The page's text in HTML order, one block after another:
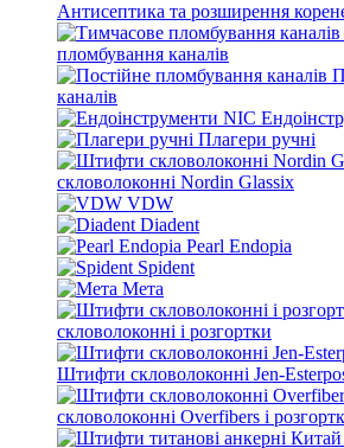
Антисептика та розширення
пломбування каналів
каналів
Плагери ручні
скловолоконні Nordin Glassix
VDW
Diadent
Pearl Endopia
Spident
Мета
скловолоконні і розгортки
Штифти скловолоконні Jen-
скловолоконні Overfibers і